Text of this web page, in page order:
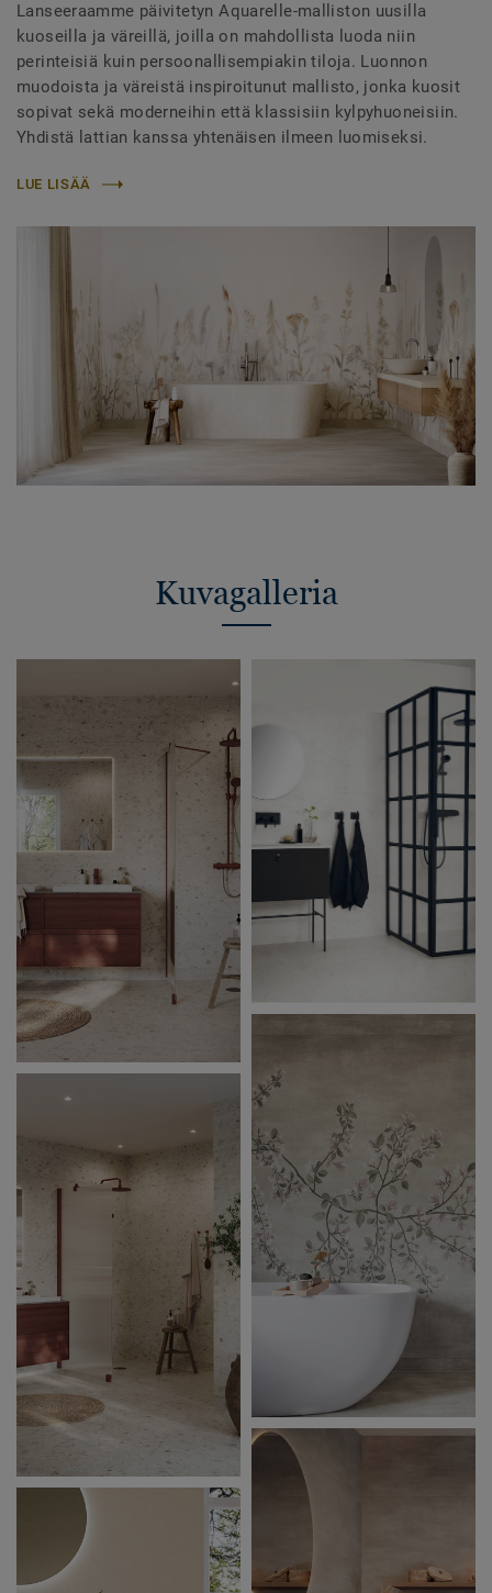
Lanseeraamme päivitetyn Aquarelle-malliston uusilla
kuoseilla ja väreillä, joilla on mahdollista luoda niin
perinteisiä kuin persoonallisempiakin tiloja. Luonnon
muodoista ja väreistä inspiroitunut mallisto, jonka kuosit
sopivat sekä moderneihin että klassisiin kylpyhuoneisiin.
Yhdistä lattian kanssa yhtenäisen ilmeen luomiseksi.
LUE LISÄÄ
Kuvagalleria